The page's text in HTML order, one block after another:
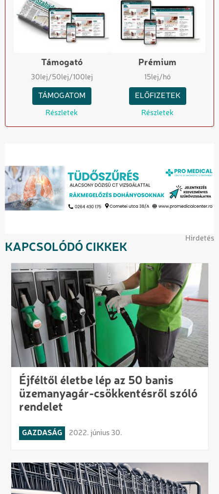
Támogató
30lej/50lej/100lej
TÁMOGATOM
Részletek
Prémium
15lej/hó
ELŐFIZETEK
Részletek
Hirdetés
KAPCSOLÓDÓ CIKKEK
Éjféltől életbe lép az 50 banis
üzemanyagár-csökkentésről szóló
rendelet
GAZDASÁG 2022. június 30.